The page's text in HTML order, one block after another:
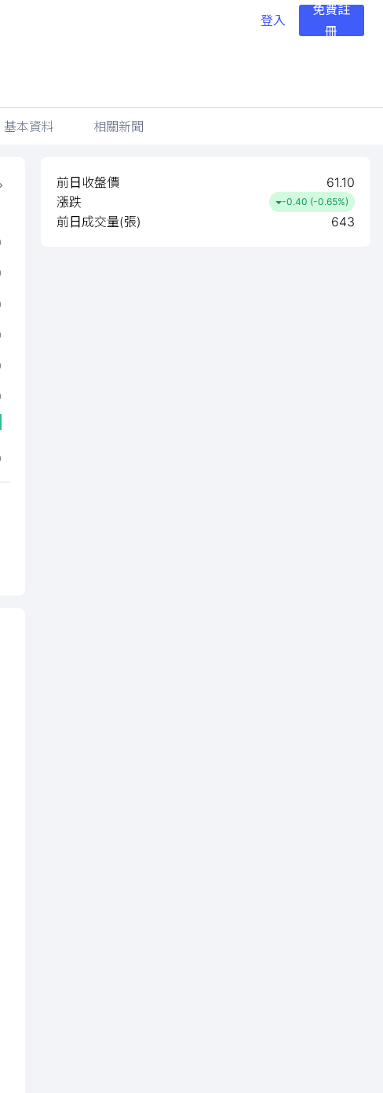
登入
免費註
冊
基本資料 相關新聞
前日收盤價
61.10
漲跌
-0.40 (-0.65%)
前日成交量(張) 643